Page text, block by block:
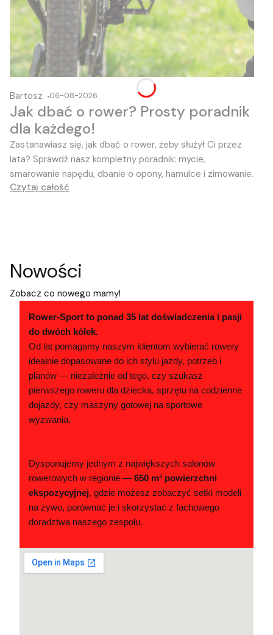
Bartosz 06-08-2026
Jak dbać o rower? Prosty poradnik
dla każdego!
Zastanawiasz się, jak dbać o rower, żeby służył Ci przez
lata? Sprawdź nasz kompletny poradnik: mycie,
smarowanie napędu, dbanie o opony, hamulce i zimowanie.
Czytaj całość
Nowości
Zobacz co nowego mamy!
Rower-Sport to ponad 35 lat doświadczenia i pasji
do dwóch kółek.
Od lat pomagamy naszym klientom wybierać rowery
idealnie dopasowane do ich stylu jazdy, potrzeb i
planów — niezależnie od tego, czy szukasz
pierwszego roweru dla dziecka, sprzętu na codzienne
dojazdy, czy maszyny gotowej na sportowe
wyzwania.
Dysponujemy jednym z największych salonów
rowerowych w regionie — 650 m² powierzchni
ekspozycyjnej, gdzie możesz zobaczyć setki modeli
na żywo, porównać je i skorzystać z fachowego
doradztwa naszego zespołu.